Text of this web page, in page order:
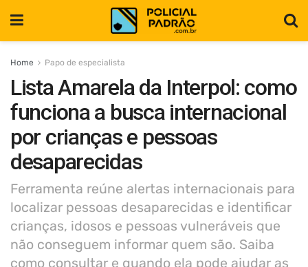
Home Papo de especialista
Lista Amarela da Interpol: como
funciona a busca internacional
por crianças e pessoas
desaparecidas
Ferramenta reúne alertas internacionais para
localizar pessoas desaparecidas e identificar
crianças, idosos e pessoas vulneráveis que
não conseguem informar quem são. Saiba
como consultar e quando ela pode ajudar as